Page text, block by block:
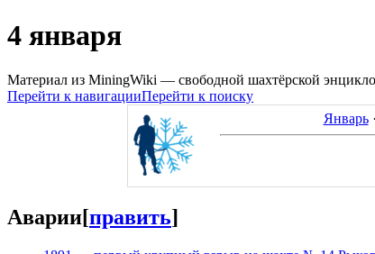
4 января
Материал из MiningWiki — свободной шахтёрской
Перейти к навигацииПерейти к поиску
Январь·
Аварии[править]